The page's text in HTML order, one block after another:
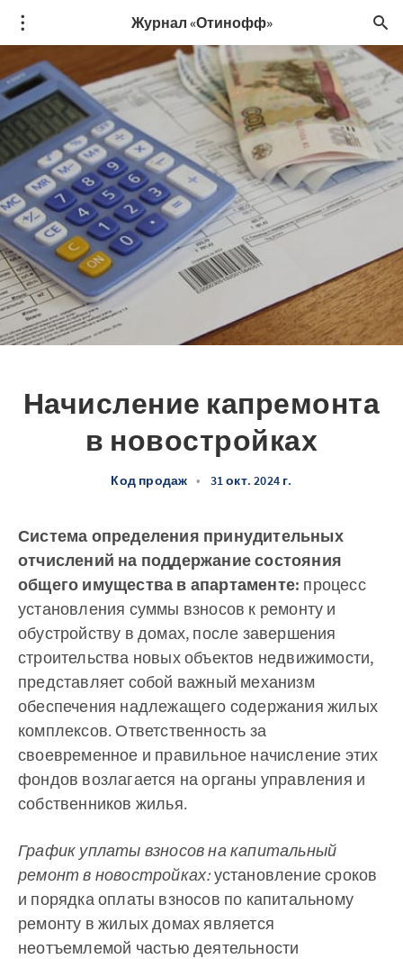
Журнал «Отинофф»
Начисление капремонта
в новостройках
Код продаж • 31 окт. 2024 г.
Система определения принудительных
отчислений на поддержание состояния
общего имущества в апартаменте: процесс
установления суммы взносов к ремонту и
обустройству в домах, после завершения
строительства новых объектов недвижимости,
представляет собой важный механизм
обеспечения надлежащего содержания жилых
комплексов. Ответственность за
своевременное и правильное начисление этих
фондов возлагается на органы управления и
собственников жилья.
График уплаты взносов на капитальный
ремонт в новостройках:установление сроков
и порядка оплаты взносов по капитальному
ремонту в жилых домах является
неотъемлемой частью деятельности